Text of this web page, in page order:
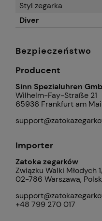
Styl zegarka
Diver
Bezpieczeństwo
Producent
Sinn Spezialuhren
Wilhelm-Fay-Straße 21
65936 Frankfurt am
Importer
Zatoka zegarków
Związku Walki Młodych
02-786 Warszawa,
+48 799 270 017